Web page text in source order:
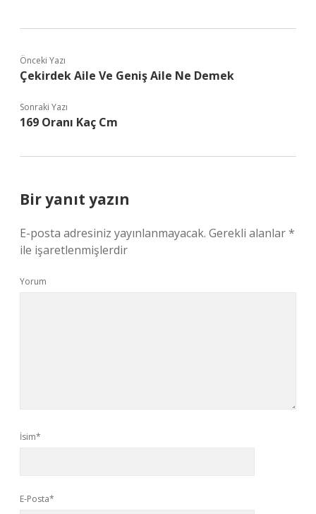
Önceki Yazı
Çekirdek Aile Ve Geniş Aile Ne Demek
Sonraki Yazı
169 Oranı Kaç Cm
Bir yanıt yazın
E-posta adresiniz yayınlanmayacak. Gerekli alanlar*
ile işaretlenmişlerdir
Yorum
İsim*
E-Posta*